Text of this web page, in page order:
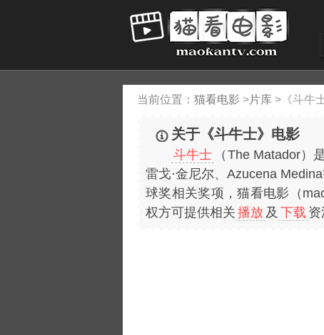
当前位置： 猫看电影 >片库 > 《斗牛
关于《斗牛士》电影
斗牛士
（The Matador）
雷戈·金尼尔、Azucena
球奖相关奖项，猫看电影（
权方可提供相关 播放 及 下载 资